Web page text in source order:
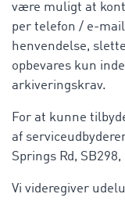
være muligt at
per telefon / e-
henvendelse,
opbevares kun
arkiveringskrav.
For at kunne
af
Springs Rd, SB298,
Vi videregiver